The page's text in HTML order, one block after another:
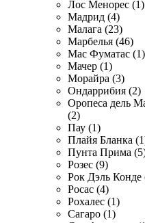
Лос Менорес (1)
Мадрид (4)
Малага (23)
Марбелья (46)
Мас Фуматас (1)
Мачер (1)
Морайра (3)
Ондаррибия (2)
Оропеса дель
(2)
Пау (1)
Плайя Бланка
Пунта Прима
Розес (9)
Рок Дэль Конде
Росас (4)
Рохалес (1)
Сагаро (1)